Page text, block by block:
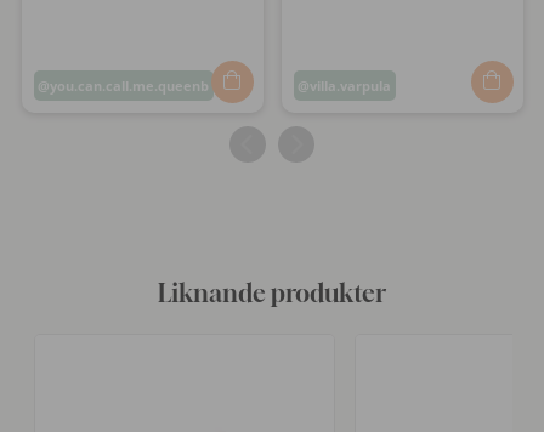
Inlägg
you.can.call.me.queenb
Inlägg
villa.varpula
Liknande produkter